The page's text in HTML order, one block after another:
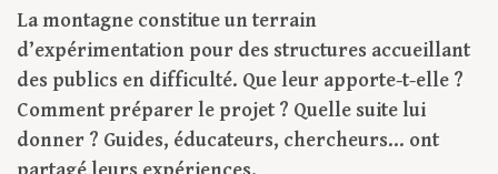
La montagne constitue un terrain
d’expérimentation pour des structures accueillant
des publics en difficulté. Que leur apporte-t-elle ?
Comment préparer le projet ? Quelle suite lui
donner ? Guides, éducateurs, chercheurs… ont